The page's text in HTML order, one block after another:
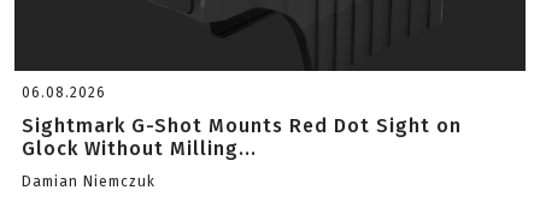
06.08.2026
Sightmark G-Shot Mounts Red Dot Sight on
Glock Without Milling...
Damian Niemczuk